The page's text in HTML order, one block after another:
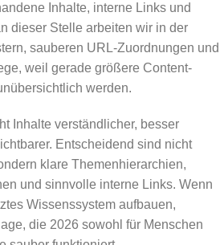
Inhalte, interne Links und
dieser Stelle arbeiten wir in der
sauberen URL-Zuordnungen und
weil gerade größere Content-
werden.
Inhalte verständlicher, besser
Entscheidend sind nicht
klare Themenhierarchien,
und sinnvolle interne Links. Wenn
Wissenssystem aufbauen,
die 2026 sowohl für Menschen